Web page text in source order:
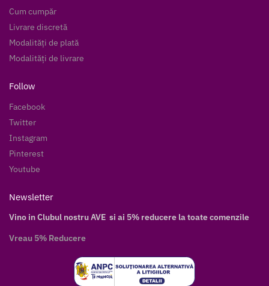
Cum cumpăr
Livrare discretă
Modalități de plată
Modalități de livrare
Follow
Facebook
Twitter
Instagram
Pinterest
Youtube
Newsletter
Vino in Clubul nostru AVE si ai 5% reducere la toate comenzile
Vreau 5% Reducere